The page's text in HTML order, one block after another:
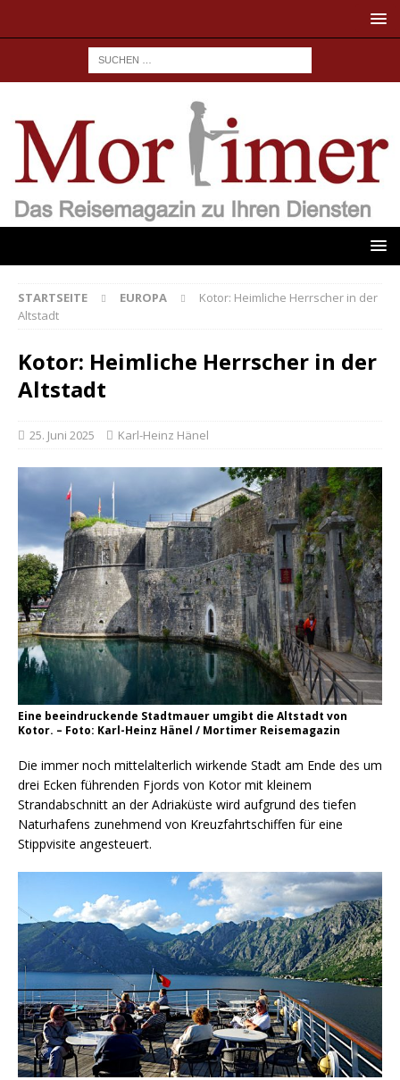
STARTSEITE EUROPA
Kotor: Heimliche Herrscher in der
Altstadt
Kotor: Heimliche Herrscher in der
Altstadt
25. Juni 2025 Karl-Heinz Hänel
Eine beeindruckende Stadtmauer umgibt die Altstadt von
Kotor. – Foto: Karl-Heinz Hänel / Mortimer Reisemagazin
Die immer noch mittelalterlich wirkende Stadt am Ende des um
drei Ecken führenden Fjords von Kotor mit kleinem
Strandabschnitt an der Adriaküste wird aufgrund des tiefen
Naturhafens zunehmend von Kreuzfahrtschiffen für eine
Stippvisite angesteuert.